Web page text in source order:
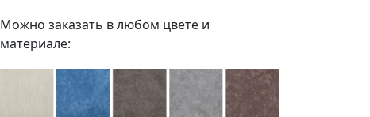
Можно заказать в любом цвете и
материале: